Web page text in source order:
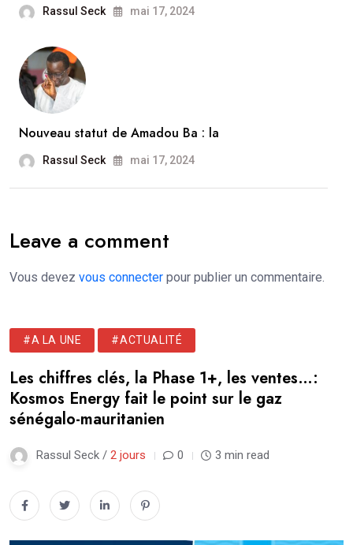
Rassul Seck mai 17, 2024
Nouveau statut de Amadou Ba : la
Rassul Seck mai 17, 2024
Leave a comment
Vous devez vous connecter pour publier un commentaire.
#A LA UNE #ACTUALITÉ
Les chiffres clés, la Phase 1+, les ventes…:
Kosmos Energy fait le point sur le gaz
sénégalo-mauritanien
Rassul Seck / 2 jours 0 3 min read